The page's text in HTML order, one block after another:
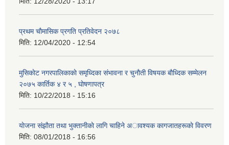
प्रथम चाैमासिक प्रगति प्रतिवेदन २०७८
मिति: 12/04/2020 - 12:54
मुसिकाेट नगरपालिकाकाे समृध्दिका संभावना र चुनाैती विषयक बाैध्दिक सम्मेलन
२०७५ कार्तिक ४ र ५ , घाेषणापत्र
मिति: 10/22/2018 - 15:16
याेजना संझाैता तथा भुक्तानीकाे लागि चाहिने अावश्यक कागजातहरूकाे विवरण
मिति: 08/01/2018 - 16:56